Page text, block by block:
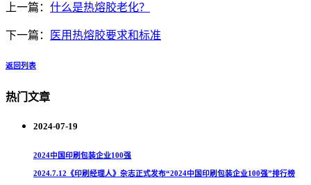
上一篇： 什么是热熔胶老化？
下一篇： 医用热熔胶要求和标准
返回列表
热门文章
2024-07-19
2024中国印刷包装企业100强
2024.7.12《印刷经理人》杂志正式发布“2024中国印刷包装企业100强”排行榜